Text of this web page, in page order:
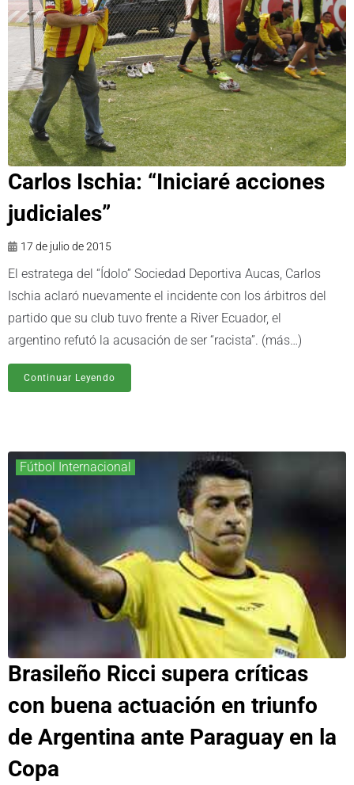
Carlos Ischia: “Iniciaré acciones
judiciales”
17 de julio de 2015
El estratega del “Ídolo” Sociedad Deportiva Aucas, Carlos
Ischia aclaró nuevamente el incidente con los árbitros del
partido que su club tuvo frente a River Ecuador, el
argentino refutó la acusación de ser “racista”. (más…)
Continuar Leyendo
Fútbol Internacional
Brasileño Ricci supera críticas
con buena actuación en triunfo
de Argentina ante Paraguay en la
Copa